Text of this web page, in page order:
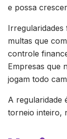
e possa
multas que
controle
Empresas que
jogam todo
A regularidade
torneio inteiro,